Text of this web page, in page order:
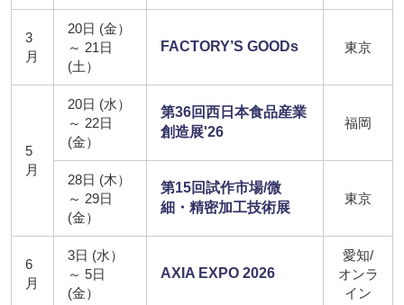
3
月
20日 (金）
～ 21日
(土）
FACTORY’S GOODs 東京
5
月
20日 (水）
～ 22日
(金）
第36回西日本食品産業
創造展'26
福岡
28日 (木）
～ 29日
(金）
第15回試作市場/微
細・精密加工技術展
東京
6
月
3日 (水）
～ 5日
(金）
AXIA EXPO 2026
愛知/
オンラ
イン